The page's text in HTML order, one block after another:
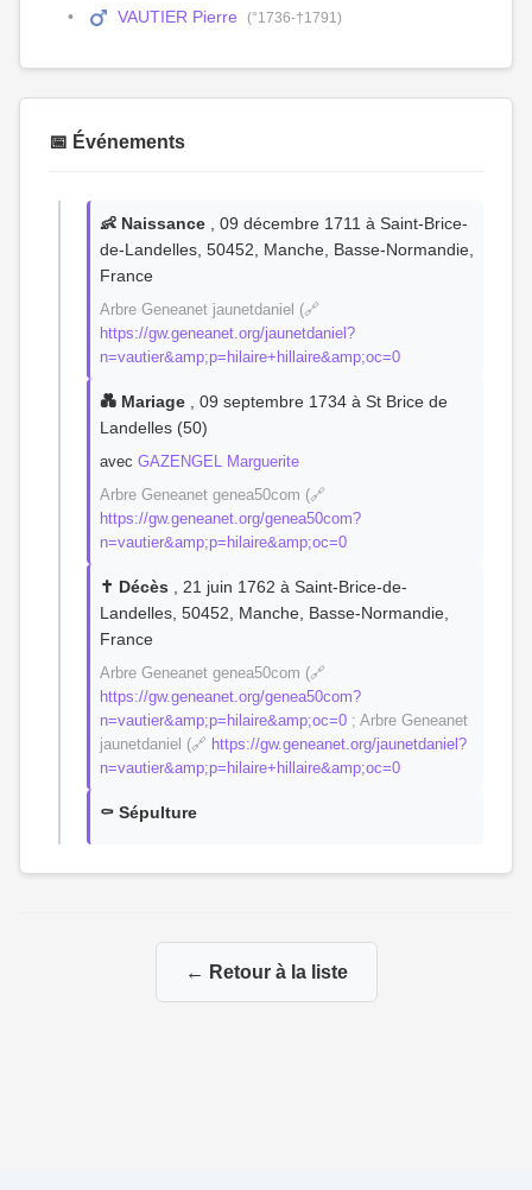
VAUTIER Pierre (°1736-†1791)
📅 Événements
👶 Naissance , 09 décembre 1711 à Saint-Brice-
de-Landelles, 50452, Manche, Basse-Normandie,
France
Arbre Geneanet jaunetdaniel (🔗
https://gw.geneanet.org/jaunetdaniel?
n=vautier&amp;p=hilaire+hillaire&amp;oc=0
💑 Mariage , 09 septembre 1734 à St Brice de
Landelles (50)
avec GAZENGEL Marguerite
Arbre Geneanet genea50com (🔗
https://gw.geneanet.org/genea50com?
n=vautier&amp;p=hilaire&amp;oc=0
✝️ Décès , 21 juin 1762 à Saint-Brice-de-
Landelles, 50452, Manche, Basse-Normandie,
France
Arbre Geneanet genea50com (🔗
https://gw.geneanet.org/genea50com?
n=vautier&amp;p=hilaire&amp;oc=0 ; Arbre Geneanet
jaunetdaniel (🔗 https://gw.geneanet.org/jaunetdaniel?
n=vautier&amp;p=hilaire+hillaire&amp;oc=0
⚰️ Sépulture
← Retour à la liste